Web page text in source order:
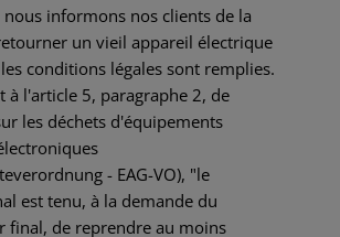
informons nos clients de la
un vieil appareil électrique
conditions légales sont remplies.
à l'article 5, paragraphe 2, de
les déchets d'équipements
- EAG-VO), "le
est tenu, à la demande du
final, de reprendre au moins